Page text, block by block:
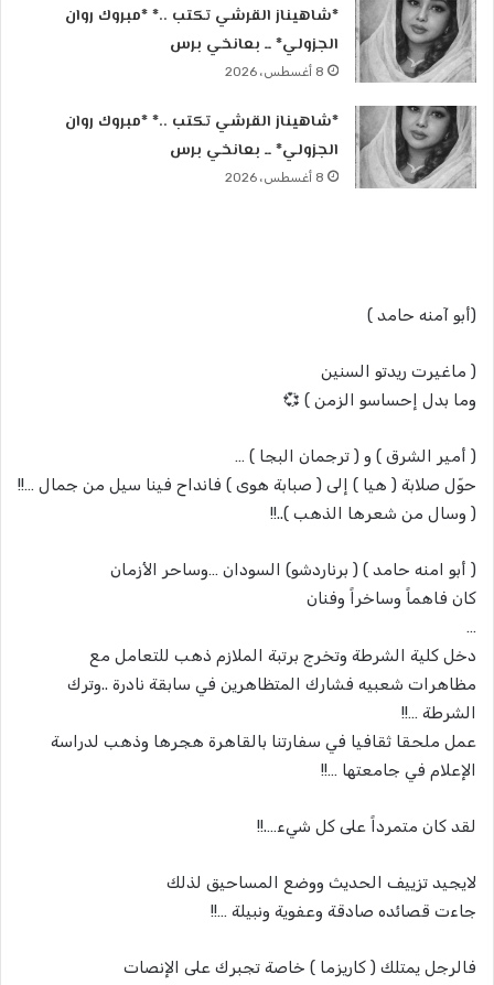
*شاهيناز القرشي تكتب ..* *مبروك روان
الجزولي* ــ بعانخي برس
8 أغسطس، 2026
*شاهيناز القرشي تكتب ..* *مبروك روان
الجزولي* ــ بعانخي برس
8 أغسطس، 2026
(أبو آمنه حامد )
( ماغيرت ريدتو السنين
وما بدل إحساسو الزمن ) 💞
( أمير الشرق ) و ( ترجمان البجا ) …
حوّل صلابة ( هيا ) إلى ( صبابة هوى ) فانداح فينا سيل من جمال …!!
( وسال من شعرها الذهب )..!!
( أبو امنه حامد ) ( برناردشو) السودان …وساحر الأزمان
كان فاهماً وساخراً وفنان
…
دخل كلية الشرطة وتخرج برتبة الملازم ذهب للتعامل مع
مظاهرات شعبيه فشارك المتظاهرين في سابقة نادرة ..وترك
الشرطة …!!
عمل ملحقا ثقافيا في سفارتنا بالقاهرة هجرها وذهب لدراسة
الإعلام في جامعتها …!!
لقد كان متمرداً على كل شيء….!!
لايجيد تزييف الحديث ووضع المساحيق لذلك
جاءت قصائده صادقة وعفوية ونبيلة …!!
فالرجل يمتلك ( كاريزما ) خاصة تجبرك على الإنصات